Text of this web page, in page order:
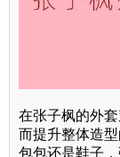
在张子枫的外
而提升整体造
包包还是鞋子